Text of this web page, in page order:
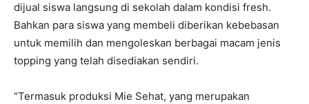
dijual siswa langsung di sekolah dalam kondisi fresh.
Bahkan para siswa yang membeli diberikan kebebasan
untuk memilih dan mengoleskan berbagai macam jenis
topping yang telah disediakan sendiri.
“Termasuk produksi Mie Sehat, yang merupakan